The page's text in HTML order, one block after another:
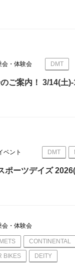
会・体験会 DMT
ご案内！ 3/14(土
ベント DMT
ポーツデイズ
会・体験会
CONTINENTAL
BIKES DEITY